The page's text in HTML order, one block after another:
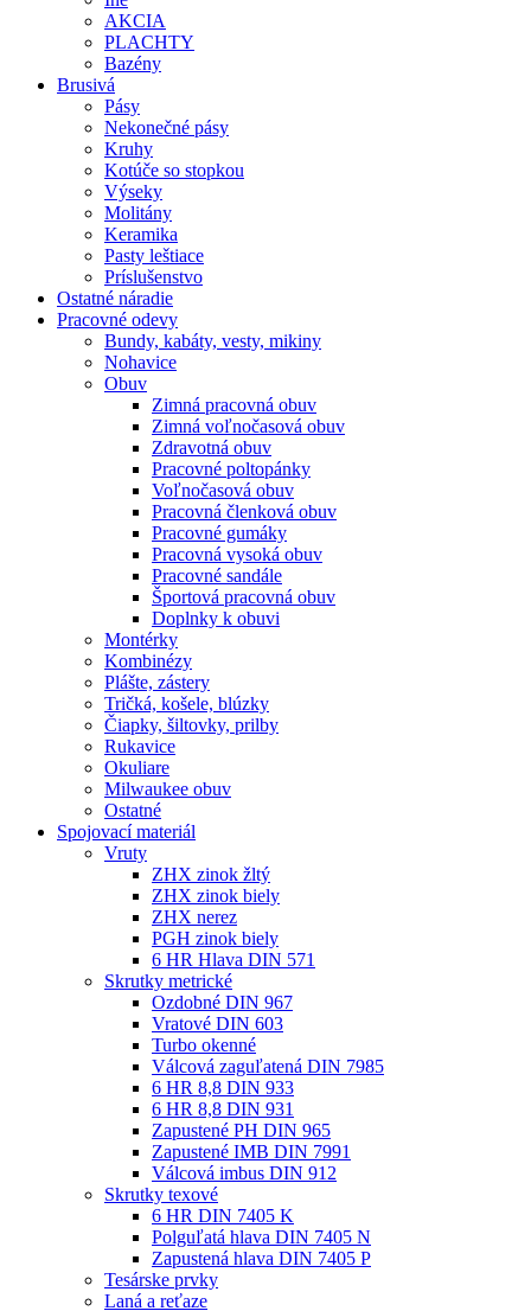
AKCIA
PLACHTY
Bazény
Brusivá
Pásy
Nekonečné pásy
Kruhy
Kotúče so stopkou
Výseky
Molitány
Keramika
Pasty leštiace
Príslušenstvo
Ostatné náradie
Pracovné odevy
Bundy, kabáty, vesty, mikiny
Nohavice
Obuv
Zimná pracovná obuv
Zimná voľnočasová obuv
Zdravotná obuv
Pracovné poltopánky
Voľnočasová obuv
Pracovná členková obuv
Pracovné gumáky
Pracovná vysoká obuv
Pracovné sandále
Športová pracovná obuv
Doplnky k obuvi
Montérky
Kombinézy
Plášte, zástery
Tričká, košele, blúzky
Čiapky, šiltovky, prilby
Rukavice
Okuliare
Milwaukee obuv
Ostatné
Spojovacímateriál
Vruty
ZHX zinok žltý
ZHX zinok biely
ZHX nerez
PGH zinok biely
6 HR Hlava DIN 571
Skrutky metrické
Ozdobné DIN 967
Vratové DIN 603
Turbo okenné
Válcová zaguľatená DIN 7985
6 HR 8,8 DIN 933
6 HR 8,8 DIN 931
Zapustené PH DIN 965
Zapustené IMB DIN 7991
Válcová imbus DIN 912
Skrutky texové
6 HR DIN 7405 K
Polguľatá hlava DIN 7405 N
Zapustená hlava DIN 7405 P
Tesárske prvky
Laná a reťaze